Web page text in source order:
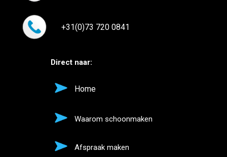
+31(0)73 720 0841
Direct naar:
Home
Waarom schoonmaken
Afspraak maken